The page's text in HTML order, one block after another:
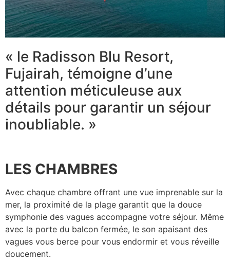
« le Radisson Blu Resort,
Fujairah, témoigne d’une
attention méticuleuse aux
détails pour garantir un séjour
inoubliable. »
LES CHAMBRES
Avec chaque chambre offrant une vue imprenable sur la
mer, la proximité de la plage garantit que la douce
symphonie des vagues accompagne votre séjour. Même
avec la porte du balcon fermée, le son apaisant des
vagues vous berce pour vous endormir et vous réveille
doucement.